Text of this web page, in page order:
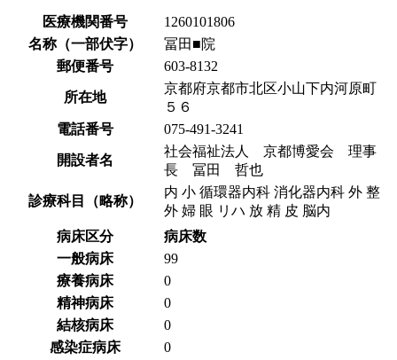
医療機関番号
1260101806
名称（一部伏字）
冨田■院
郵便番号
603-8132
所在地
京都府京都市北区小山下内河原町
５６
電話番号
075-491-3241
開設者名
社会福祉法人 京都博愛会 理事
長 冨田 哲也
診療科目（略称）
内 小 循環器内科 消化器内科 外 整
外 婦 眼 リハ 放 精 皮 脳内
病床区分
病床数
一般病床
99
療養病床
0
精神病床
0
結核病床
0
感染症病床
0